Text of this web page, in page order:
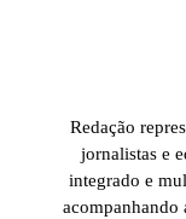
Redação
jornalistas e
integrado e
acompanhando